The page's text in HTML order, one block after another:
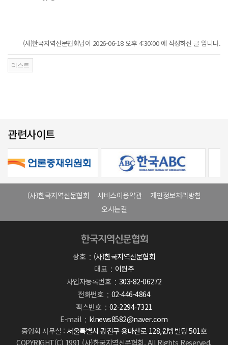
(사)한국지역신문협회님이 2026-06-18 오후 4:30:00 에 작성하신 글 입니다.
관련사이트
(사)한국지역신문협회 서비스이용약관
개인정보처리방침
오시는길
상호
(사)한국지역신문협회
대표
이원주
사업자등록번호
303-82-06272
전화번호
02-446-4864
팩스번호
02-2294-7321
E-mail
klnews8582@naver.com
중앙회 사무실 : 서울특별시 광진구 용마산로 128,원방빌딩 501호
COPYRIGHT(C) 1991 (사)한국지역신문협회. All Rights Reserved.